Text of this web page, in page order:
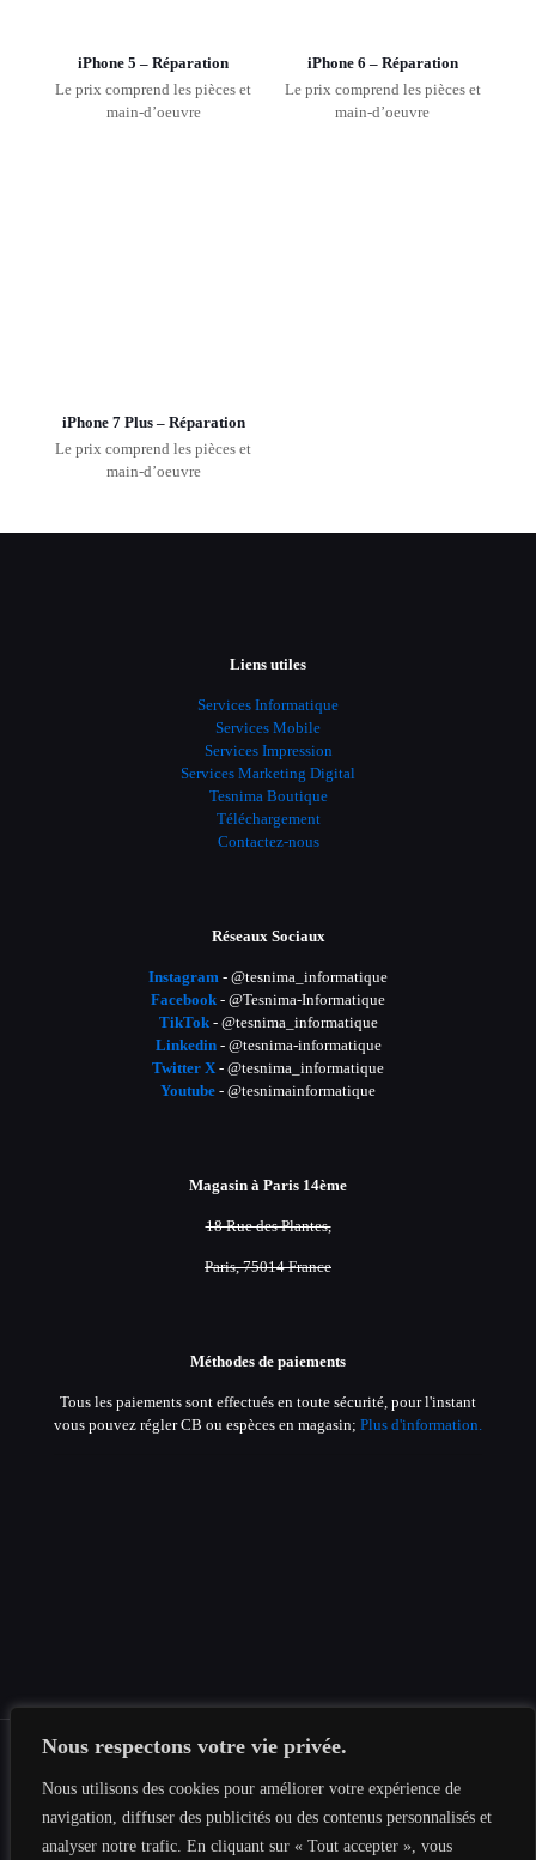
Nous respectons votre vie privée.
Nous utilisons des cookies pour améliorer votre expérience de
navigation, diffuser des publicités ou des contenus personnalisés et
analyser notre trafic. En cliquant sur « Tout accepter », vous
iPhone 5 – Réparation
Le prix comprend les pièces et
main-d’oeuvre
iPhone 6 – Réparation
Le prix comprend les pièces et
main-d’oeuvre
iPhone 7 Plus – Réparation
Le prix comprend les pièces et
main-d’oeuvre
Liens utiles
Services Informatique
Services Mobile
Services Impression
Services Marketing Digital
Tesnima Boutique
Téléchargement
Contactez-nous
Réseaux Sociaux
Instagram - @tesnima_informatique
Facebook - @Tesnima-Informatique
TikTok- @tesnima_informatique
Linkedin- @tesnima-informatique
Twitter X - @tesnima_informatique
Youtube - @tesnimainformatique
Magasin à Paris 14ème
18 Rue des Plantes,
Paris, 75014 France
Méthodes de paiements
Tous les paiements sont effectués en toute sécurité, pour l'instant
vous pouvez régler CB ou espèces en magasin; Plus d'information.
© 2019-2026 Tous les droits sont réservés auTesnima
Informatique|Mentions légales|Politique de confidentialité